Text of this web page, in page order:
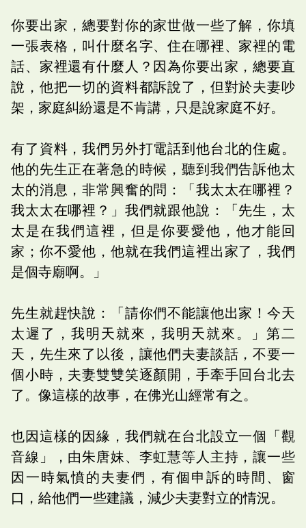
你要出家，總要對你的家世做一些了解，你填
一張表格，叫什麼名字、住在哪裡、家裡的電
話、家裡還有什麼人？因為你要出家，總要直
說，他把一切的資料都訴說了，但對於夫妻吵
架，家庭糾紛還是不肯講，只是說家庭不好。
有了資料，我們另外打電話到他台北的住處。
他的先生正在著急的時候，聽到我們告訴他太
太的消息，非常興奮的問：「我太太在哪裡？
我太太在哪裡？」我們就跟他說：「先生，太
太是在我們這裡，但是你要愛他，他才能回
家；你不愛他，他就在我們這裡出家了，我們
是個寺廟啊。」
先生就趕快說：「請你們不能讓他出家！今天
太遲了，我明天就來，我明天就來。」第二
天，先生來了以後，讓他們夫妻談話，不要一
個小時，夫妻雙雙笑逐顏開，手牽手回台北去
了。像這樣的故事，在佛光山經常有之。
也因這樣的因緣，我們就在台北設立一個「觀
音線」，由朱唐妹、李虹慧等人主持，讓一些
因一時氣憤的夫妻們，有個申訴的時間、窗
口，給他們一些建議，減少夫妻對立的情況。